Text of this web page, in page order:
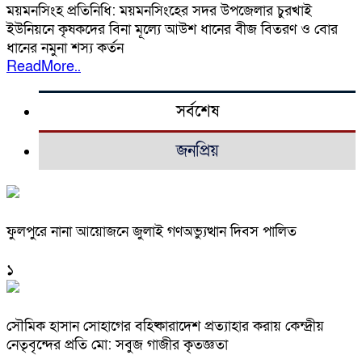
ময়মনসিংহ প্রতিনিধি: ময়মনসিংহের সদর উপজেলার চুরখাই
ইউনিয়নে কৃষকদের বিনা মূল্যে আউশ ধানের বীজ বিতরণ ও বোর
ধানের নমুনা শস্য কর্তন
ReadMore..
সর্বশেষ
জনপ্রিয়
ফুলপুরে নানা আয়োজনে জুলাই গণঅভ্যুত্থান দিবস পালিত
১
সৌমিক হাসান সোহাগের বহিষ্কারাদেশ প্রত্যাহার করায় কেন্দ্রীয়
নেতৃবৃন্দের প্রতি মো: সবুজ গাজীর কৃতজ্ঞতা